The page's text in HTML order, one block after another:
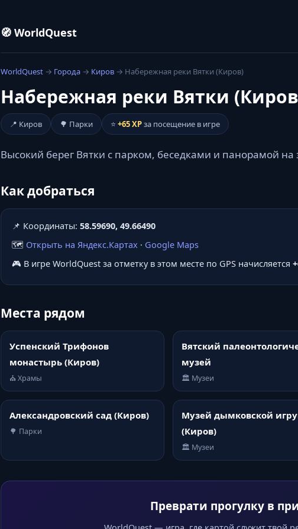
🧭 WorldQuest
WorldQuest → Города → Киров → Набережная реки Вятки (Киров)
Набережная реки Вятки
📍 Киров 🌳 Парки ⭐ +65 XPза посещение в игре
Высокий берег Вятки с парком, беседками и панорамой
Как добраться
📌 Координаты: 58.59690, 49.66490
🗺️ Открыть на Яндекс.Картах · Google Maps
🎮 В игре WorldQuest за отметку в этом месте по GPS начисляется
Места рядом
Успенский Трифонов
монастырь (Киров)
⛪ Храмы
Вятский
музей
🏛️ Музеи
Александровский сад (Киров)
🌳 Парки
Музей дымковской
(Киров)
🏛️ Музеи
Преврати прогулку в